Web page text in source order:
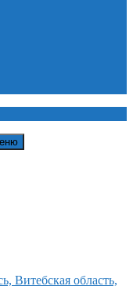
Витебская область,